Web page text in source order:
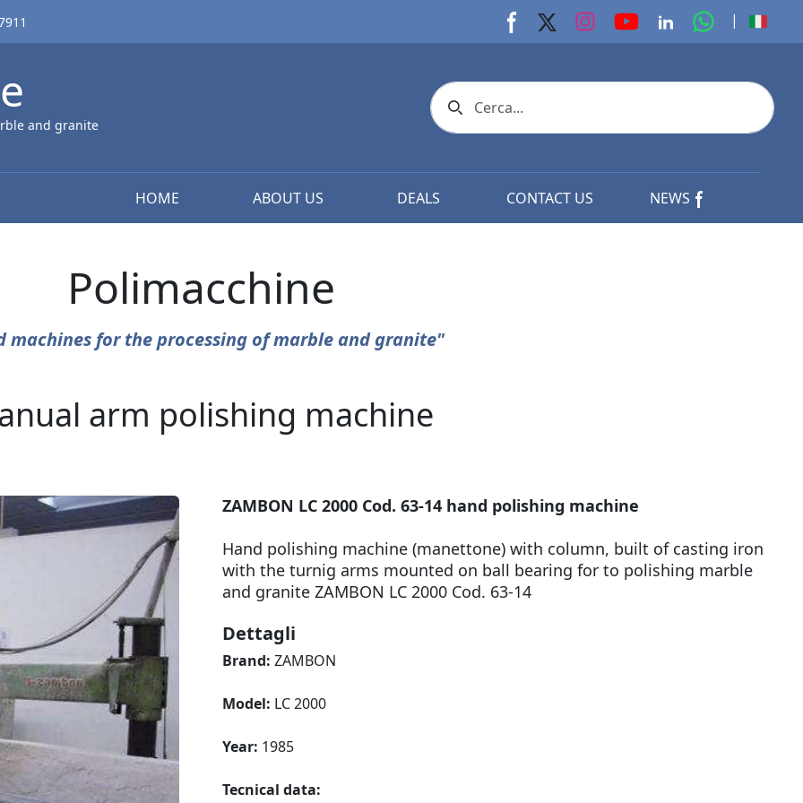
Facebook page
X page Instagram page
youtube page
Linkedin page
whats app
|
and granite Search icon
HOME ABOUT US DEALS CONTACT US NEWS
Polimacchine
machines for the processing of marble and granite"
arm polishing machine
ZAMBON LC 2000 Cod. 63-14 hand polishing machine
Hand polishing machine (manettone) with column, built of casting iron
with the turnig arms mounted on ball bearing for to polishing marble
and granite ZAMBON LC 2000 Cod. 63-14
Dettagli
Brand: ZAMBON
Model: LC 2000
Year: 1985
Tecnical data: